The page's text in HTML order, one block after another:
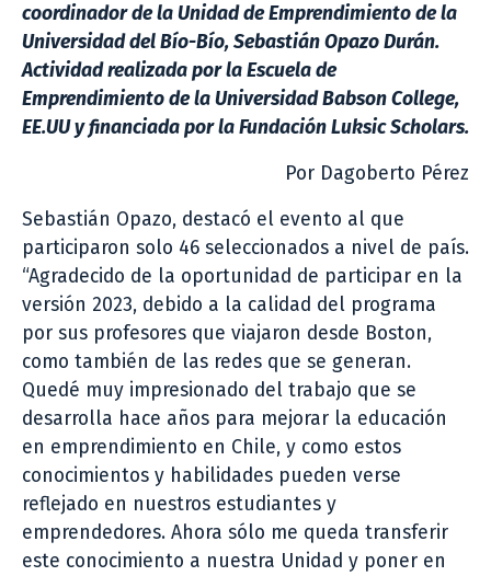
coordinador de la Unidad de Emprendimiento de la
Universidad del Bío-Bío, Sebastián Opazo Durán.
Actividad realizada por la Escuela de
Emprendimiento de la Universidad Babson College,
EE.UU y financiada por la Fundación Luksic Scholars.
Por Dagoberto Pérez
Sebastián Opazo, destacó el evento al que
participaron solo 46 seleccionados a nivel de país.
“Agradecido de la oportunidad de participar en la
versión 2023, debido a la calidad del programa
por sus profesores que viajaron desde Boston,
como también de las redes que se generan.
Quedé muy impresionado del trabajo que se
desarrolla hace años para mejorar la educación
en emprendimiento en Chile, y como estos
conocimientos y habilidades pueden verse
reflejado en nuestros estudiantes y
emprendedores. Ahora sólo me queda transferir
este conocimiento a nuestra Unidad y poner en